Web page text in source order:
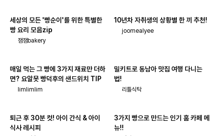
세상의 모든 '빵순이'를 위한 특별한
빵 요리 모음zip
잼잼bakery
10년차 자취생의 상황별 한 끼 추천!
joomealyee
매일 먹는 그 빵에 3가지 재료만 더하
면? 요알못 빵덕후의 샌드위치 TIP
limlimlim
밀키트로 동남아 맛집 여행 다니는
법!
리틀식탁
퇴근 후 30분 컷! 아이 간식 & 아이
식사 레시피
3가지 빵으로 만드는 인기 홈 카페 메
뉴!!